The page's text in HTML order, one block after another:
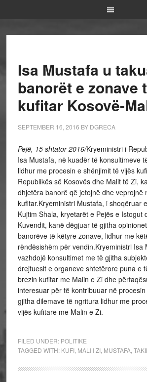
Isa Mustafa u
banorët e zonave
kufitar Kosovë-
SEPTEMBER 16, 2016 BY DGRECA
Pejë, 15 shtator 2016/Kryeministri i
Isa Mustafa, në kuadër të konsultimeve
lidhur me procesin e shënjimit të vijës
Republikës së Kosovës dhe Malit të Zi,
dhjetëra banorë që jetojnë dhe veprojnë
kufitar.Kryeministri Mustafa, i shoqëruar
Kujtim Shala, kryetarët e Pejës e Istogut
Kuvendit, kanë dëgjuar të gjitha
banorëve të këtyre zonave, lidhur me
rëndësishëm për vendin.Kryeministri Isa
vazhdojë konsultimet me të gjitha
drejtuesit e organeve shtetërore puna e
brezin kufitar me Malin e Zi dhe
interesuar për të kontribuuar në
gjitha dilemave të ngritura lidhur me
vijës kufitare me Malin e Zi.
FILED UNDER: POLITIKE
TAGGED WITH: KUFI, MALI I ZI, MUSTAFA,